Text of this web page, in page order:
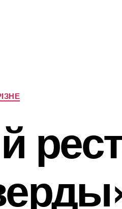
Категорії